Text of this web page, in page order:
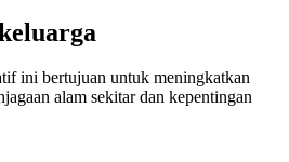
ini bertujuan untuk meningkatkan
alam sekitar dan kepentingan